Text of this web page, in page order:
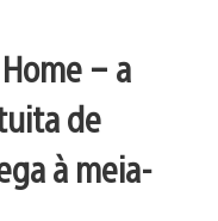
– a
de
à meia-